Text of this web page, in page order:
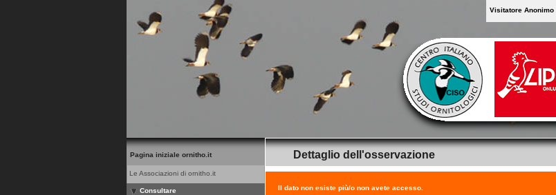
Visitatore Anonimo
Pagina iniziale ornitho.it
Le Associazioni di ornitho.it
Consultare
Dettaglio dell'osservazione
Il dato non esiste più/o non avete accesso.